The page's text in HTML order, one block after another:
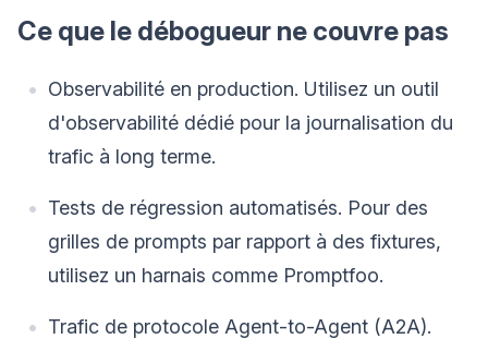
Ce que le débogueur ne couvre pas
Observabilité en production. Utilisez un outil
d'observabilité dédié pour la journalisation du
trafic à long terme.
Tests de régression automatisés. Pour des
grilles de prompts par rapport à des fixtures,
utilisez un harnais comme Promptfoo.
Trafic de protocole Agent-to-Agent (A2A).